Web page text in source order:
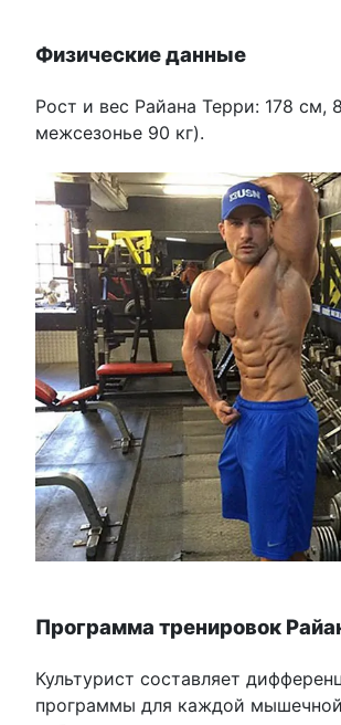
Физические данные
Рост и вес Райана Терри: 178 см,
межсезонье 90 кг).
Программа тренировок
Культурист составляет
программы для каждой